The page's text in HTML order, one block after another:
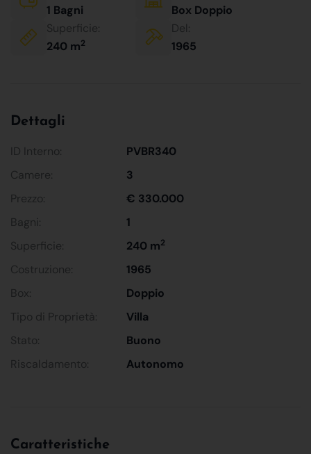
1 Bagni
Box Doppio
Superficie:
240 m2
Del:
1965
Dettagli
ID Interno:
PVBR340
Camere:
3
Prezzo:
€ 330.000
Bagni:
1
Superficie:
240 m2
Costruzione:
1965
Box:
Doppio
Tipo di Proprietà:
Villa
Stato:
Buono
Riscaldamento:
Autonomo
Caratteristiche